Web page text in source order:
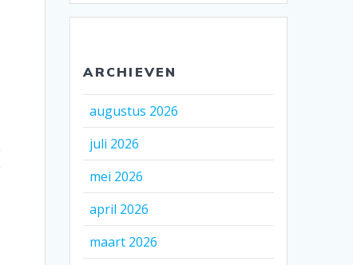
ARCHIEVEN
augustus 2026
juli 2026
mei 2026
april 2026
maart 2026